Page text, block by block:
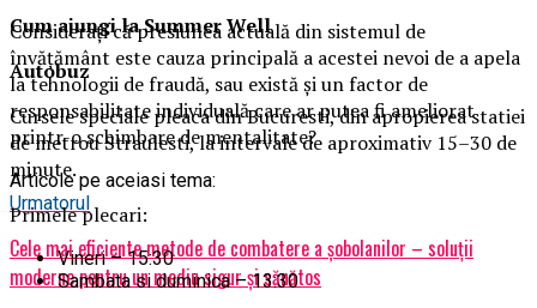
Considerați că presiunea actuală din sistemul de
învățământ este cauza principală a acestei nevoi de a apela
la tehnologii de fraudă, sau există și un factor de
responsabilitate individuală care ar putea fi ameliorat
printr-o schimbare de mentalitate?
Articole pe aceiasi tema:
Urmatorul
Cele mai eficiente metode de combatere a șobolanilor – soluții
moderne pentru un mediu sigur și sănătos
Cum ajungi la Summer Well
Autobuz
Cursele speciale pleaca din Bucuresti, din apropierea statiei
de metrou Straulesti, la intervale de aproximativ 15–30 de
minute.
Primele plecari:
Vineri – 15:30
Sambata si duminica – 13:30